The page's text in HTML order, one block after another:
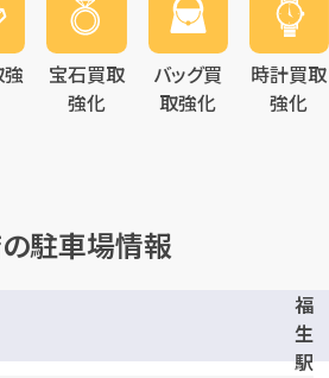
付】24時間・年中無休(年末年
始除く)
宝石買取
強化
バッグ買
取強化
時計買取
強化
駐車場情報
福
生
駅